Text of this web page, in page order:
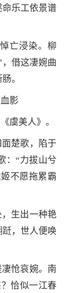
乐工依景谱
亡浸染。柳
借这凄婉曲
。
影
虞美人》。
楚歌，陷于
：“力拔山兮
不愿拖累霸
生出一种艳
，世人便唤
怆哀婉。南
恰似一江春